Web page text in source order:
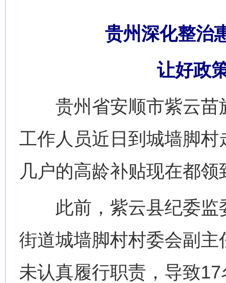
贵州深化整治
让好政
贵州省安顺市紫云苗
工作人员近日到城墙脚村
几户的高龄补贴现在都领
此前，紫云县纪委监
街道城墙脚村村委会副
未认真履行职责，导致